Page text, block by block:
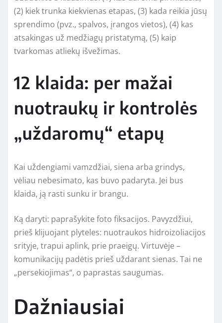
(2) kiek trunka kiekvienas etapas, (3) kada reikia jūsų
sprendimo (pvz., spalvos, įrangos vietos), (4) kas
atsakingas už medžiagų pristatymą, (5) kaip
tvarkomas atliekų išvežimas.
12 klaida: per mažai
nuotraukų ir kontrolės
„uždaromų“ etapų
Kai uždengiami vamzdžiai, siena arba grindys,
vėliau nebesimato, kas buvo padaryta. Jei bus
klaida, ją rasti sunku ir brangu.
Ką daryti: paprašykite foto fiksacijos. Pavyzdžiui,
prieš klijuojant plyteles: nuotraukos hidroizoliacijos
srityje, trapui aplink, prie praeigų. Virtuvėje –
komunikacijų padėtis prieš uždarant sienas. Tai ne
„persekiojimas“, o paprastas saugumas.
Dažniausiai